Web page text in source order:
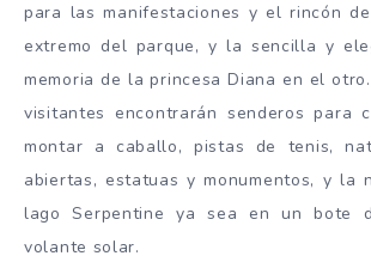
para las manifestaciones y el rincón
extremo del parque, y la sencilla y
memoria de la princesa Diana en el
visitantes encontrarán senderos para
montar a caballo, pistas de tenis,
abiertas, estatuas y monumentos, y la
lago Serpentine ya sea en un bote
volante solar.